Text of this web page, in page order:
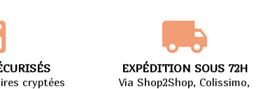
cryptées
EXPÉDITION SOUS 72H
Via Shop2Shop, Colissimo,